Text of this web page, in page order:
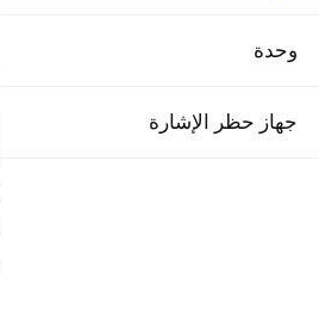
وحدة
جهاز حظر الإشارة